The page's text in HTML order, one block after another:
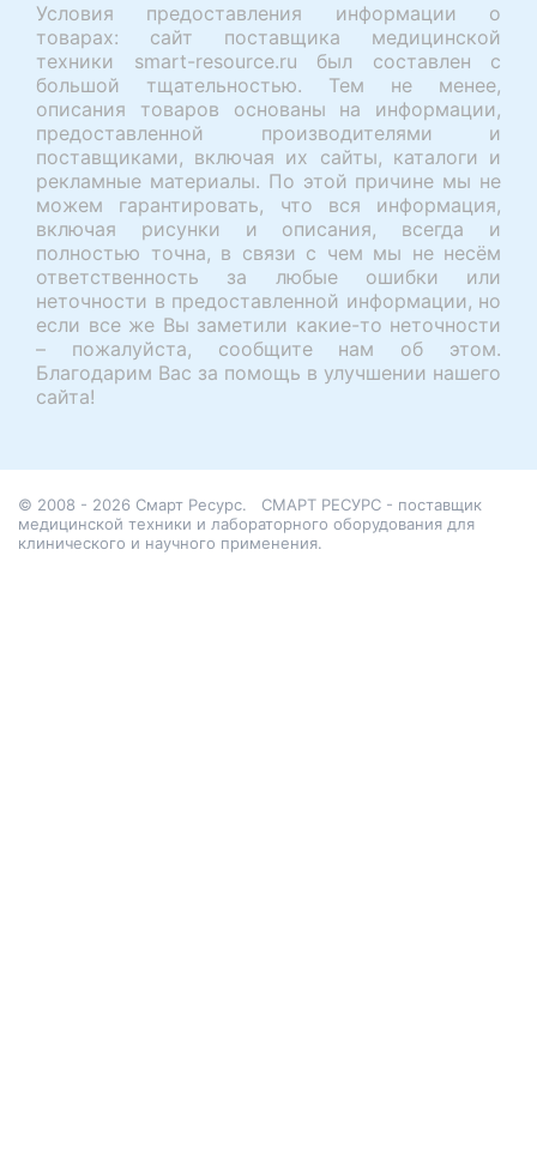
Условия предоставления информации о
товарах: сайт поставщика медицинской
техники smart-resource.ru был составлен с
большой тщательностью. Тем не менее,
описания товаров основаны на информации,
предоставленной производителями и
поставщиками, включая их сайты, каталоги и
рекламные материалы. По этой причине мы не
можем гарантировать, что вся информация,
включая рисунки и описания, всегда и
полностью точна, в связи с чем мы не несём
ответственность за любые ошибки или
неточности в предоставленной информации, но
если все же Вы заметили какие-то неточности
– пожалуйста, сообщите нам об этом.
Благодарим Вас за помощь в улучшении нашего
сайта!
© 2008 - 2026 Смарт Ресурс. СМАРТ РЕСУРС - поставщик
медицинской техники и лабораторного оборудования для
клинического и научного применения.